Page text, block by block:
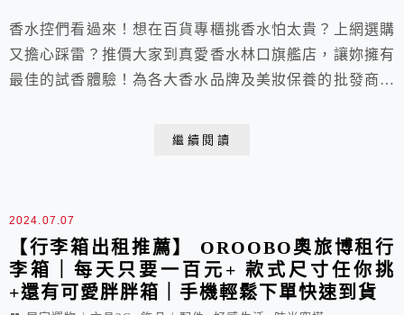
香水控們看過來！想在百貨專櫃挑香水怕太貴？上網選購
又擔心踩雷？推價大家到真愛香水林口旗艦店，讓妳擁有
最佳的試香體驗！為各大香水品牌及美妝保養的批發商，
繼續閱讀
2024.07.07
【行李箱出租推薦】 OROOBO奧旅博租行
李箱｜每天只要一百元+ 款式尺寸任你挑
+還有可愛胖胖箱｜手機輕鬆下單快速到貨